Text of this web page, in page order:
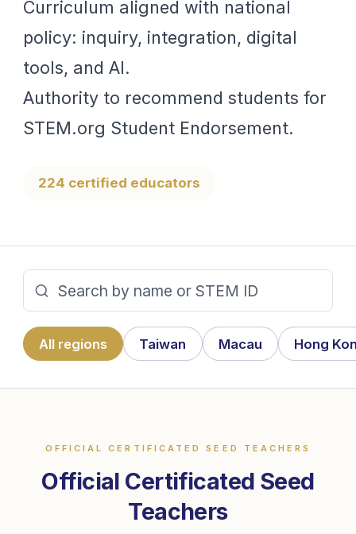
Curriculum aligned with national
policy: inquiry, integration, digital
tools, and AI.
Authority to recommend students for
STEM.org Student Endorsement.
224 certified educators
All regions Taiwan Macau Hong
OFFICIAL CERTIFICATED SEED TEACHERS
Official Certificated Seed
Teachers